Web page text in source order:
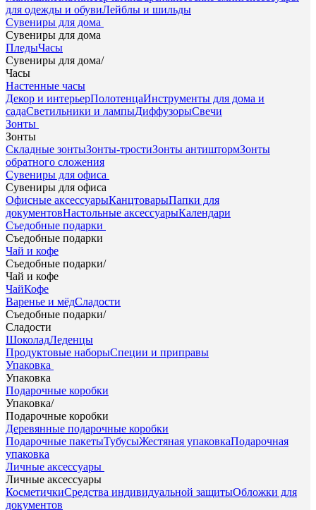
для одежды и обувиЛейблы и шильды
Сувениры для дома
Сувениры для дома
ПледыЧасы
Сувениры для дома/
Часы
Настенные часы
Декор и интерьерПолотенцаИнструменты для дома и
садаСветильники и лампыДиффузорыСвечи
Зонты
Зонты
Складные зонтыЗонты-тростиЗонты антиштормЗонты
обратного сложения
Сувениры для офиса
Сувениры для офиса
Офисные аксессуарыКанцтоварыПапки для
документовНастольные аксессуарыКалендари
Съедобные подарки
Съедобные подарки
Чай и кофе
Съедобные подарки/
Чай и кофе
ЧайКофе
Варенье и мёдСладости
Съедобные подарки/
Сладости
ШоколадЛеденцы
Продуктовые наборыСпеции и приправы
Упаковка
Упаковка
Подарочные коробки
Упаковка/
Подарочные коробки
Деревянные подарочные коробки
Подарочные пакетыТубусыЖестяная упаковкаПодарочная
упаковка
Личные аксессуары
Личные аксессуары
КосметичкиСредства индивидуальной защитыОбложки для
документов